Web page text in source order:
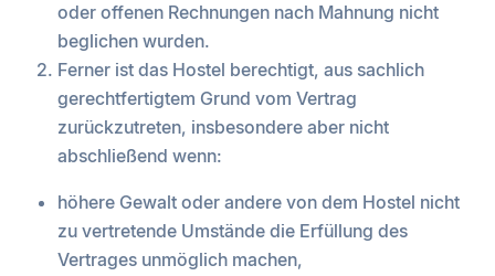
oder offenen Rechnungen nach Mahnung nicht
beglichen wurden.
Ferner ist das Hostel berechtigt, aus sachlich
gerechtfertigtem Grund vom Vertrag
zurückzutreten, insbesondere aber nicht
abschließend wenn:
höhere Gewalt oder andere von dem Hostel nicht
zu vertretende Umstände die Erfüllung des
Vertrages unmöglich machen,